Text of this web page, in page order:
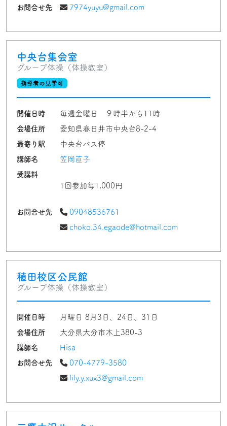
お問合せ先
7974yuyu@gmail.com
中央台集会室
グループ体操（体操教室）
指導者の見学可
開催日時
毎週金曜日 ９時半から11時
会場住所
愛知県春日井市中央台8-2-4
最寄り駅
中央台バス停
講師名
笠岡直子
受講料
1回参加毎1,000円
お問合せ先
09048536761
choko.34.egaode@hotmail.com
稙田校区公民館
グループ体操（体操教室）
開催日時
月曜日 8月3日、24日、31日
会場住所
大分県大分市木上380-3
講師名
Hisa
お問合せ先
070-4779-3580
lily.y.xux3@gmail.com